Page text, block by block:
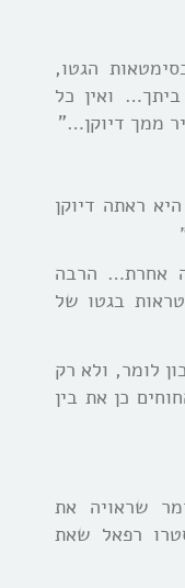
הגטו,
ואין כל
ממך דיוקן…”
ראתה דיוקן
אחרת… הרבה
בגטו של
לומר, ולא רק
כן את בין
שראויה את
רפאל שאת